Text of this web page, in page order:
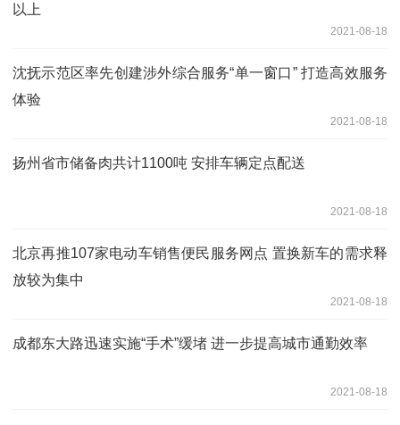
以上
2021-08-18
沈抚示范区率先创建涉外综合服务“单一窗口” 打造高效服务
体验
2021-08-18
扬州省市储备肉共计1100吨 安排车辆定点配送
2021-08-18
北京再推107家电动车销售便民服务网点 置换新车的需求释
放较为集中
2021-08-18
成都东大路迅速实施“手术”缓堵 进一步提高城市通勤效率
2021-08-18